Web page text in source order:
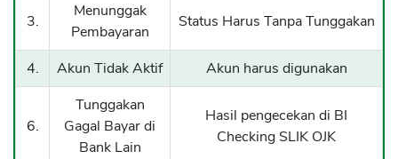
3.
Menunggak
Pembayaran
Status Harus Tanpa Tunggakan
4. Akun Tidak Aktif Akun harus digunakan
6.
Tunggakan
Gagal Bayar di
Bank Lain
Hasil pengecekan di BI
Checking SLIK OJK